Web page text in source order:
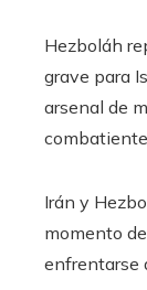
Hezboláh
grave para
arsenal de
Irán y
momento
enfrentarse